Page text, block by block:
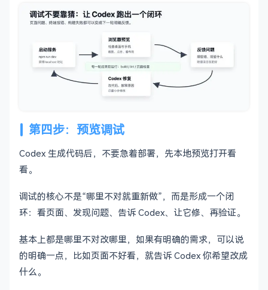
第四步：预览调试
Codex 生成代码后，不要急着部署，先本地预览打开看
看。
调试的核心不是“哪里不对就重新做”，而是形成一个闭
环：看页面、发现问题、告诉 Codex、让它修、再验证。
基本上都是哪里不对改哪里，如果有明确的需求，可以说
的明确一点，比如页面不好看，就告诉 Codex 你希望改成
什么。